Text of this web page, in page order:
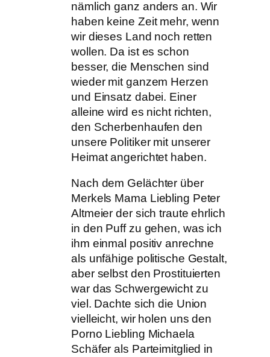
nämlich ganz anders an. Wir
haben keine Zeit mehr, wenn
wir dieses Land noch retten
wollen. Da ist es schon
besser, die Menschen sind
wieder mit ganzem Herzen
und Einsatz dabei. Einer
alleine wird es nicht richten,
den Scherbenhaufen den
unsere Politiker mit unserer
Heimat angerichtet haben.
Nach dem Gelächter über
Merkels Mama Liebling Peter
Altmeier der sich traute ehrlich
in den Puff zu gehen, was ich
ihm einmal positiv anrechne
als unfähige politische Gestalt,
aber selbst den Prostituierten
war das Schwergewicht zu
viel. Dachte sich die Union
vielleicht, wir holen uns den
Porno Liebling Michaela
Schäfer als Parteimitglied in